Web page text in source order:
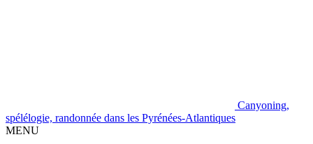
Canyoning,
spélélogie, randonnée dans les Pyrénées-Atlantiques
MENU